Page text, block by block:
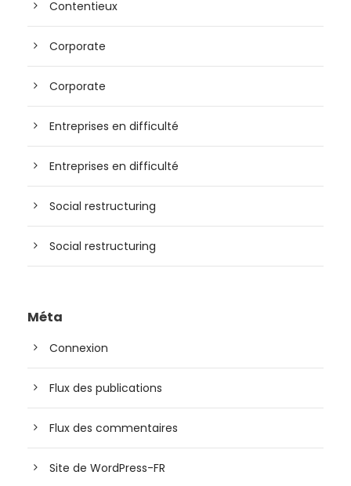
Contentieux
Corporate
Corporate
Entreprises en difficulté
Entreprises en difficulté
Social restructuring
Social restructuring
Méta
Connexion
Flux des publications
Flux des commentaires
Site de WordPress-FR